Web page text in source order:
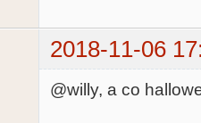
2018-11-06
@willy, a co